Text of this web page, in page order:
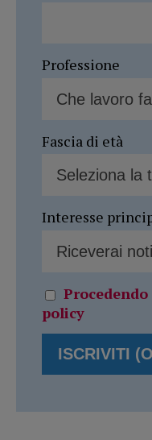
Professione
Fascia di età
Interesse
policy